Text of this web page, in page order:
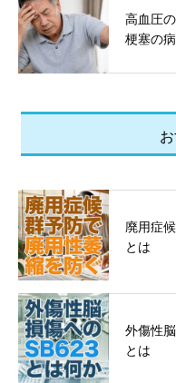
高血圧
梗塞の
廃用症
とは
外傷性
とは